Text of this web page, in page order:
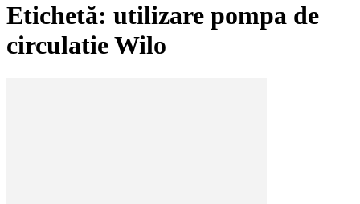
Etichetă: utilizare pompa de
circulatie Wilo